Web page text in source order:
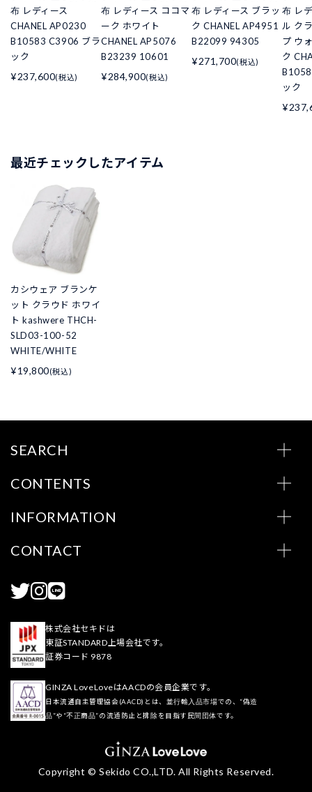
布 レディース
CHANEL AP0230
B10583 C3906 ブラ
ック
¥237,600(税込)
布 レディース ココマ
ーク ホワイト
CHANEL AP5076
B23239 10601
¥284,900(税込)
布 レディース ブラッ
ク CHANEL AP4951
B22099 94305
¥271,700(税込)
布 レ
ル ク
プ ウ
ク
ック
最近チェックしたアイテム
カシウェア ブランケ
ット クラウド ホワイ
ト kashwere THCH-
SLD03-100-52
WHITE/WHITE
¥19,800(税込)
SEARCH
CONTENTS
INFORMATION
CONTACT
株式会社セキドは
東証STANDARD上場会社です。
証券コード 9878
GINZA LoveLoveはAACDの会員企業です。
日本流通自主管理協会(AACD)とは、並行輸入品市場での、“偽造
品”や“不正商品”の流通防止と排除を目指す民間団体です。
Copyright © Sekido CO.,LTD. All Rights Reserved.